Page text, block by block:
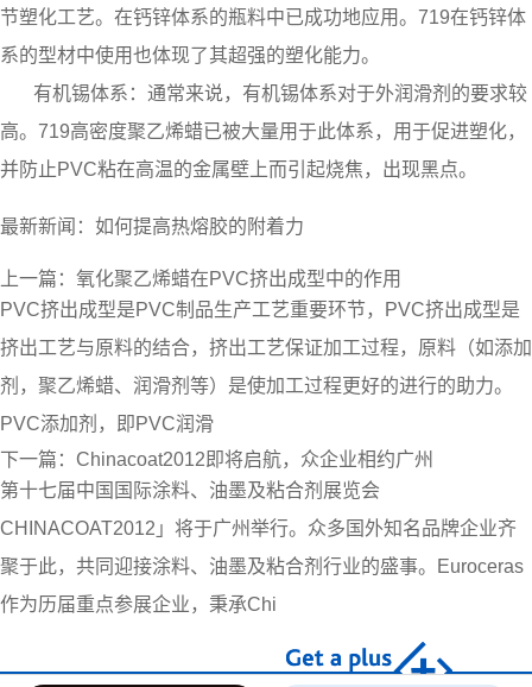
节塑化工艺。在钙锌体系的瓶料中已成功地应用。719在钙锌体
系的型材中使用也体现了其超强的塑化能力。
有机锡体系：通常来说，有机锡体系对于外润滑剂的要求较
高。719高密度聚乙烯蜡已被大量用于此体系，用于促进塑化，
并防止PVC粘在高温的金属壁上而引起烧焦，出现黑点。
最新新闻： 如何提高热熔胶的附着力
上一篇： 氧化聚乙烯蜡在PVC挤出成型中的作用
PVC挤出成型是PVC制品生产工艺重要环节，PVC挤出成型是
挤出工艺与原料的结合，挤出工艺保证加工过程，原料（如添加
剂，聚乙烯蜡、润滑剂等）是使加工过程更好的进行的助力。
PVC添加剂，即PVC润滑
下一篇： Chinacoat2012即将启航，众企业相约广州
第十七届中国国际涂料、油墨及粘合剂展览会
CHINACOAT2012」将于广州举行。众多国外知名品牌企业齐
聚于此，共同迎接涂料、油墨及粘合剂行业的盛事。Euroceras
作为历届重点参展企业，秉承Chi